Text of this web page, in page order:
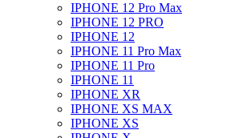
IPHONE 12 Pro Max
IPHONE 12 PRO
IPHONE 12
IPHONE 11 Pro Max
IPHONE 11 Pro
IPHONE 11
IPHONE XR
IPHONE XS MAX
IPHONE XS